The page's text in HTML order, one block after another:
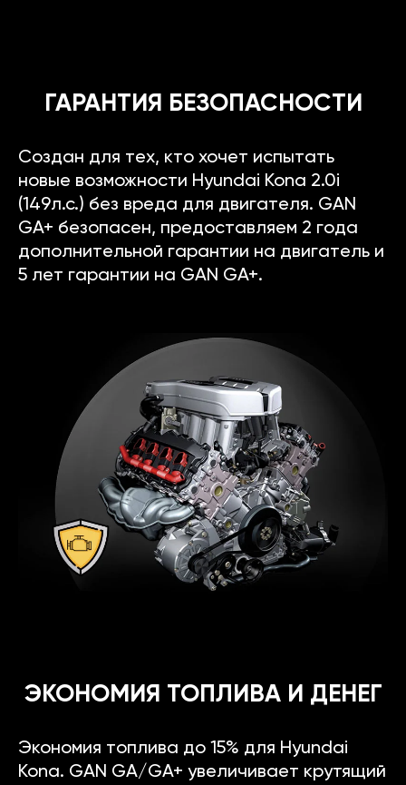
ГАРАНТИЯ БЕЗОПАСНОСТИ
Создан для тех, кто хочет испытать
новые возможности Hyundai Kona 2.0i
(149л.с.) без вреда для двигателя. GAN
GA+ безопасен, предоставляем 2 года
дополнительной гарантии на двигатель и
5 лет гарантии на GAN GA+.
ЭКОНОМИЯ ТОПЛИВА И ДЕНЕГ
Экономия топлива до 15% для Hyundai
Kona. GAN GA/GA+ увеличивает крутящий